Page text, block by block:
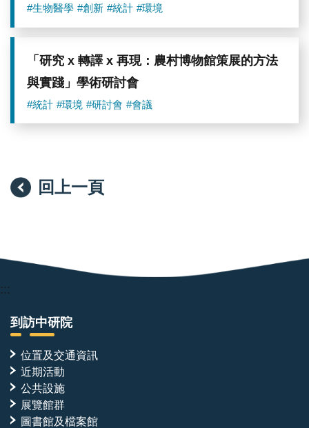
#生物醫學 #創新 #統計 #環境
「研究 x 轉譯 x 再現：農村博物館策展的方法
與實踐」學術研討會
#統計 #環境 #研討會 #會議
回上一頁
:::
到訪中研院
位置及交通資訊
近期活動
公共設施
展覽館群
圖書館及檔案館